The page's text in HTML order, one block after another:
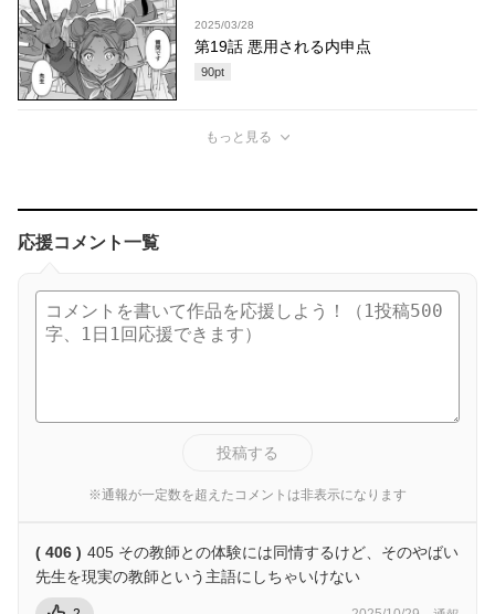
2025/03/28
第19話 悪用される内申点
90pt
もっと見る
応援コメント一覧
投稿する
※通報が一定数を超えたコメントは非表示になります
( 406 ) 405 その教師との体験には同情するけど、そのやばい
先生を現実の教師という主語にしちゃいけない